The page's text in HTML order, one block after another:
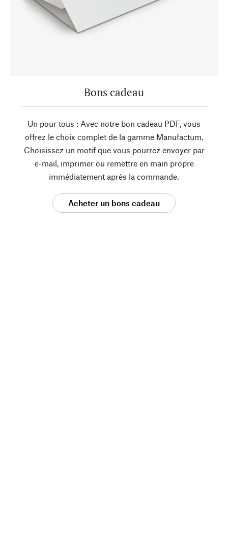
Bons cadeau
Un pour tous : Avec notre bon cadeau PDF, vous
offrez le choix complet de la gamme Manufactum.
Choisissez un motif que vous pourrez envoyer par
e-mail, imprimer ou remettre en main propre
immédiatement après la commande.
Acheter un bons cadeau